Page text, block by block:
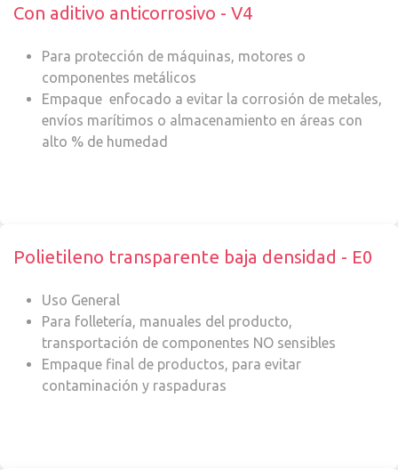
Con aditivo anticorrosivo - V4
Para protección de máquinas, motores o
componentes metálicos
Empaque enfocado a evitar la corrosión de metales,
envíos marítimos o almacenamiento en áreas con
alto % de humedad
Polietileno transparente baja densidad - E0
Uso General
Para folletería, manuales del producto,
transportación de componentes NO sensibles
Empaque final de productos, para evitar
contaminación y raspaduras